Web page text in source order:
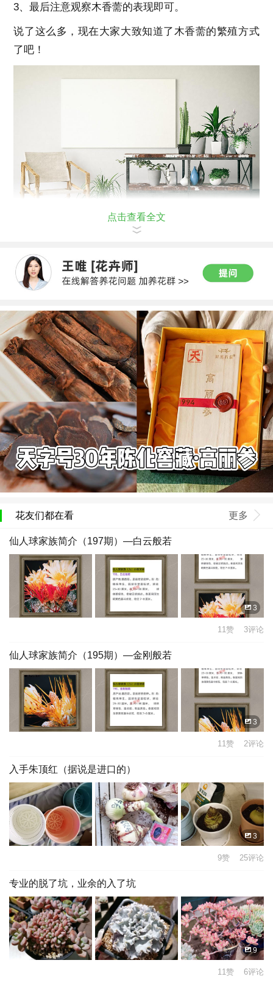
3、最后注意观察木香薷的表现即可。
说了这么多，现在大家大致知道了木香薷的繁殖方式
了吧！
点击查看全文
花友们都在看 更多
仙人球家族简介（197期）—白云般若
3
11赞 3评论
仙人球家族简介（195期）—金刚般若
3
11赞 2评论
入手朱顶红（据说是进口的）
3
9赞 25评论
专业的脱了坑，业余的入了坑
9
11赞 6评论